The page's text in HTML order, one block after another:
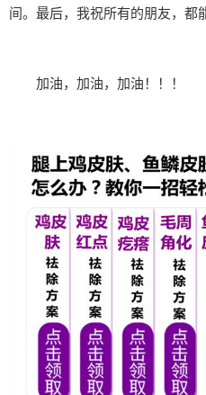
间。最后，我祝所有的朋友，都
加油，加油，加油！！！